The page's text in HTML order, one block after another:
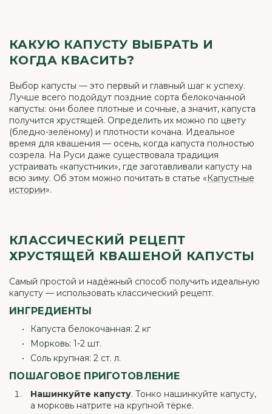
КАКУЮ КАПУСТУ ВЫБРАТЬ И
КОГДА КВАСИТЬ?
Выбор капусты — это первый и главный шаг к успеху.
Лучше всего подойдут поздние сорта белокочанной
капусты: они более плотные и сочные, а значит, капуста
получится хрустящей. Определить их можно по цвету
(бледно-зелёному) и плотности кочана. Идеальное
время для квашения — осень, когда капуста полностью
созрела. На Руси даже существовала традиция
устраивать «капустники», где заготавливали капусту на
всю зиму. Об этом можно почитать в статье «Капустные
истории».
КЛАССИЧЕСКИЙ РЕЦЕПТ
ХРУСТЯЩЕЙ КВАШЕНОЙ КАПУСТЫ
Самый простой и надёжный способ получить идеальную
капусту — использовать классический рецепт.
ИНГРЕДИЕНТЫ
Капуста белокочанная: 2 кг
Морковь: 1-2 шт.
Соль крупная: 2 ст. л.
ПОШАГОВОЕ ПРИГОТОВЛЕНИЕ
Нашинкуйте капусту. Тонко нашинкуйте капусту,
а морковь натрите на крупной тёрке.